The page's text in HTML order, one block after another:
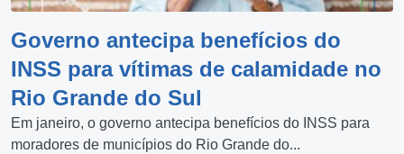
Governo antecipa benefícios do
INSS para vítimas de calamidade no
Rio Grande do Sul
Em janeiro, o governo antecipa benefícios do INSS para
moradores de municípios do Rio Grande do...